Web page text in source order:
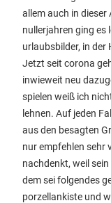
allem auch in dieser
nullerjahren ging es
urlaubsbilder, in der
Jetzt seit corona
inwieweit neu
spielen weiß ich
lehnen. Auf jeden
aus den besagten
nur empfehlen sehr
nachdenkt, weil
dem sei folgendes
porzellankiste und